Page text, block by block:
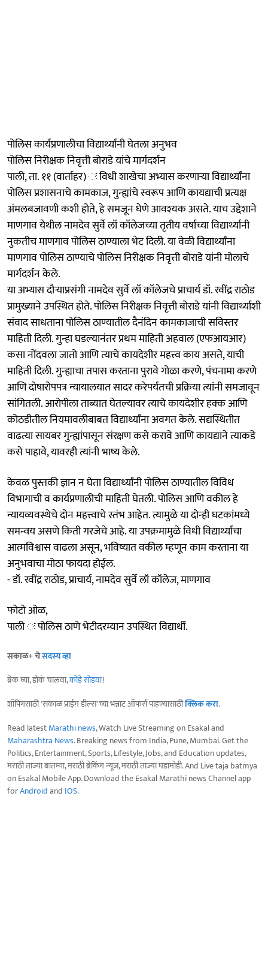
पोलिस कार्यप्रणालीचा विद्यार्थ्यांनी घेतला अनुभव
पोलिस निरीक्षक निवृत्ती बोराडे यांचे मार्गदर्शन
पाली, ता. ११ (वार्ताहर) ः विधी शाखेचा अभ्यास करणाऱ्या विद्यार्थ्यांना
पोलिस प्रशासनाचे कामकाज, गुन्ह्यांचे स्वरूप आणि कायद्याची प्रत्यक्ष
अंमलबजावणी कशी होते, हे समजून घेणे आवश्यक असते. याच उद्देशाने
माणगाव येथील नामदेव सुर्वे लॉ कॉलेजच्या तृतीय वर्षाच्या विद्यार्थ्यांनी
नुकतीच माणगाव पोलिस ठाण्याला भेट दिली. या वेळी विद्यार्थ्यांना
माणगाव पोलिस ठाण्याचे पोलिस निरीक्षक निवृत्ती बोराडे यांनी मोलाचे
मार्गदर्शन केले.
या अभ्यास दौऱ्याप्रसंगी नामदेव सुर्वे लॉ कॉलेजचे प्राचार्य डॉ. रवींद्र राठोड
प्रामुख्याने उपस्थित होते. पोलिस निरीक्षक निवृत्ती बोराडे यांनी विद्यार्थ्यांशी
संवाद साधताना पोलिस ठाण्यातील दैनंदिन कामकाजाची सविस्तर
माहिती दिली. गुन्हा घडल्यानंतर प्रथम माहिती अहवाल (एफआयआर)
कसा नोंदवला जातो आणि त्याचे कायदेशीर महत्त्व काय असते, याची
माहिती दिली. गुन्ह्याचा तपास करताना पुरावे गोळा करणे, पंचनामा करणे
आणि दोषारोपपत्र न्यायालयात सादर करेपर्यंतची प्रक्रिया त्यांनी समजावून
सांगितली. आरोपीला ताब्यात घेतल्यावर त्याचे कायदेशीर हक्क आणि
कोठडीतील नियमावलीबाबत विद्यार्थ्यांना अवगत केले. सद्यस्थितीत
वाढत्या सायबर गुन्ह्यांपासून संरक्षण कसे करावे आणि कायद्याने त्याकडे
कसे पाहावे, यावरही त्यांनी भाष्य केले.
केवळ पुस्तकी ज्ञान न घेता विद्यार्थ्यांनी पोलिस ठाण्यातील विविध
विभागाची व कार्यप्रणालीची माहिती घेतली. पोलिस आणि वकील हे
न्यायव्यवस्थेचे दोन महत्त्वाचे स्तंभ आहेत. त्यामुळे या दोन्ही घटकांमध्ये
समन्वय असणे किती गरजेचे आहे. या उपक्रमामुळे विधी विद्यार्थ्यांचा
आत्मविश्वास वाढला असून, भविष्यात वकील म्हणून काम करताना या
अनुभवाचा मोठा फायदा होईल.
- डॉ. रवींद्र राठोड, प्राचार्य, नामदेव सुर्वे लॉ कॉलेज, माणगाव
फोटो ओळ,
पाली ः पोलिस ठाणे भेटीदरम्यान उपस्थित विद्यार्थी.
सकाळ+ चेसदस्य व्हा
ब्रेक घ्या, डोकं चालवा,कोडे सोडवा!
शॉपिंगसाठी 'सकाळ प्राईम डील्स'च्या भन्नाट ऑफर्स पाहण्यासाठीक्लिक करा.
Read latestMarathi news, Watch Live Streaming on Esakal and
Maharashtra News. Breaking news from India, Pune, Mumbai. Get the
Politics, Entertainment, Sports, Lifestyle, Jobs, and Education updates,
मराठी ताज्या बातम्या, मराठी ब्रेकिंग न्यूज, मराठी ताज्या घडामोडी. And Live taja batmya
on Esakal Mobile App. Download the Esakal Marathi news Channel app
forAndroidand IOS.